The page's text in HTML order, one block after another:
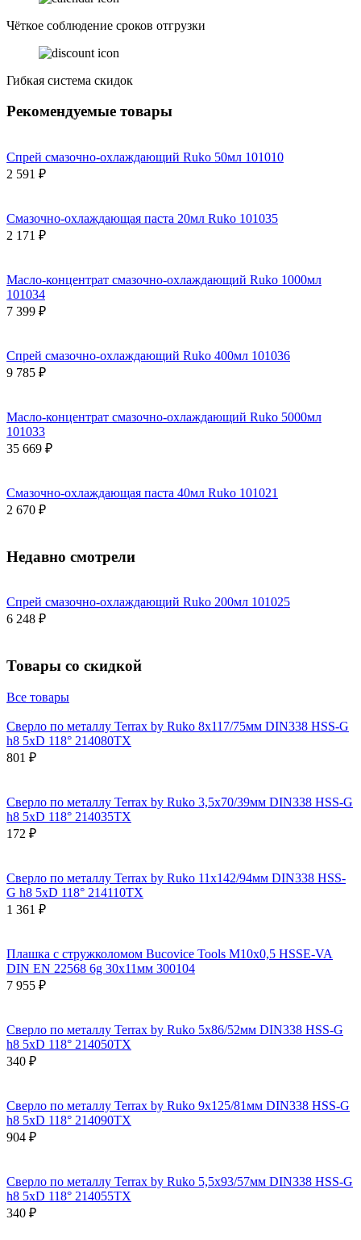
Чёткое соблюдение сроков отгрузки
Гибкая система скидок
Рекомендуемые товары
Спрей смазочно-охлаждающий Ruko 50мл 101010
2 591 ₽
Cмазочно-охлаждающая паста 20мл Ruko 101035
2 171 ₽
Масло-концентрат смазочно-охлаждающий Ruko 1000мл
101034
7 399 ₽
Спрей смазочно-охлаждающий Ruko 400мл 101036
9 785 ₽
Масло-концентрат смазочно-охлаждающий Ruko 5000мл
101033
35 669 ₽
Cмазочно-охлаждающая паста 40мл Ruko 101021
2 670 ₽
Недавно смотрели
Спрей смазочно-охлаждающий Ruko 200мл 101025
6 248 ₽
Товары со скидкой
Все товары
Сверло по металлу Terrax by Ruko 8x117/75мм DIN338 HSS-G
h8 5xD 118° 214080TX
801 ₽
Сверло по металлу Terrax by Ruko 3,5x70/39мм DIN338 HSS-G
h8 5xD 118° 214035TX
172 ₽
Сверло по металлу Terrax by Ruko 11x142/94мм DIN338 HSS-
G h8 5xD 118° 214110TX
1 361 ₽
Плашка с стружколомом Bucovice Tools М10х0,5 HSSE-VA
DIN EN 22568 6g 30х11мм 300104
7 955 ₽
Сверло по металлу Terrax by Ruko 5x86/52мм DIN338 HSS-G
h8 5xD 118° 214050TX
340 ₽
Сверло по металлу Terrax by Ruko 9x125/81мм DIN338 HSS-G
h8 5xD 118° 214090TX
904 ₽
Сверло по металлу Terrax by Ruko 5,5x93/57мм DIN338 HSS-G
h8 5xD 118° 214055TX
340 ₽